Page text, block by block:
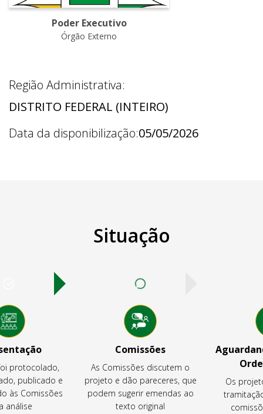
Poder Executivo
Órgão Externo
Região Administrativa:
DISTRITO FEDERAL (INTEIRO)
Data da disponibilização:05/05/2026
Situação
protocolado,
publicado e
às Comissões
análise
Comissões
As Comissões discutem o
projeto e dão pareceres, que
podem sugerir emendas ao
texto original
Os